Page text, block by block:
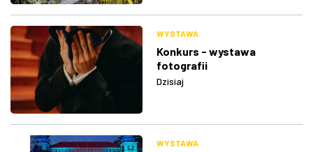
WYSTAWA
Konkurs - wystawa
fotografii
Dzisiaj
WYSTAWA